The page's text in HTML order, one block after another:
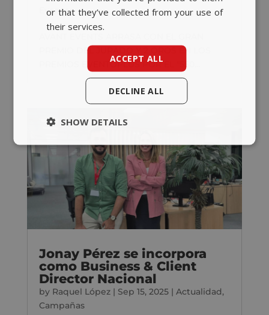
Eventos
PREMIO DEL JURADO Y 2 OROS EN LOS
PREMIOS EVENTOPLUS POR EL "550...
Jonay Pérez se incorpora
como Business & Client
Director Nacional
by Raquel López| Sep 15, 2025| Actualidad,
Campañas
or that they’ve collected from your use of
their services.
ACCEPT ALL
DECLINE ALL
SHOW DETAILS